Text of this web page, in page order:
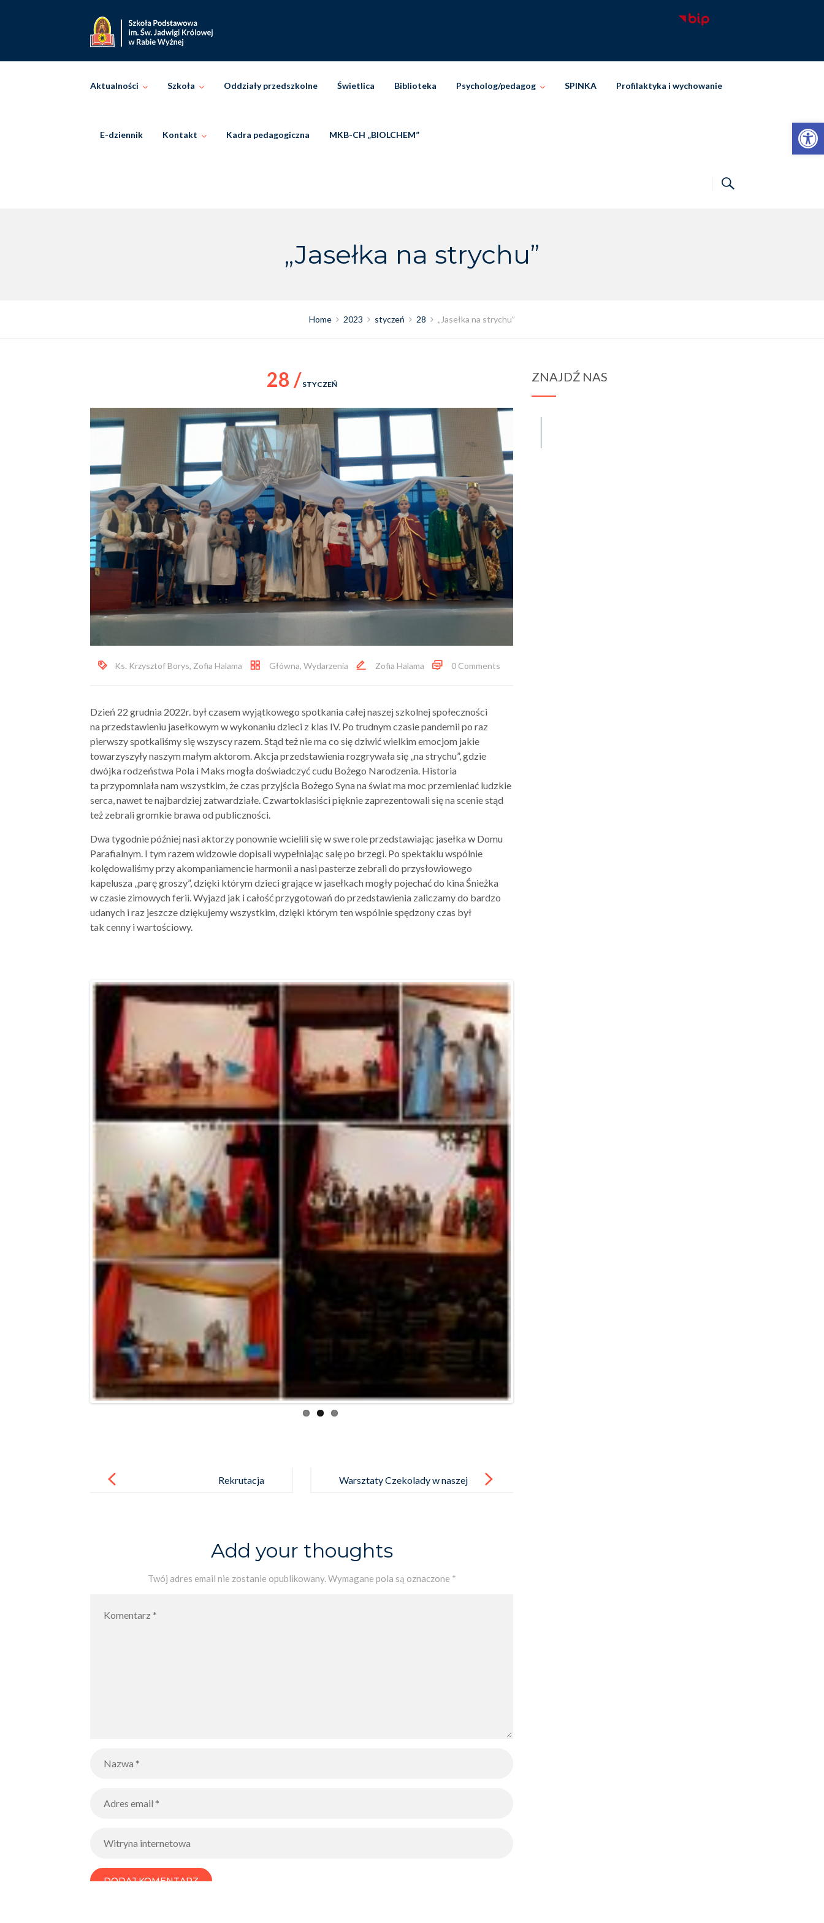
Otwórz pasek narzędzi
Aktualności Szkoła Oddziały przedszkolne Świetlica Biblioteka Psycholog/pedagog SPINKA Profilaktyka i wychowanie
E-dziennik Kontakt Kadra pedagogiczna MKB-CH „BIOLCHEM”
„Jasełka na strychu”
Home 2023 styczeń 28 „Jasełka na strychu”
28 / STYCZEŃ
Ks. Krzysztof Borys, Zofia Halama Główna, Wydarzenia Zofia Halama 0 Comments
Dzień 22 grudnia 2022r. był czasem wyjątkowego spotkania całej naszej szkolnej społeczności
na przedstawieniu jasełkowym w wykonaniu dzieci z klas IV. Po trudnym czasie pandemii po raz
pierwszy spotkaliśmy się wszyscy razem. Stąd też nie ma co się dziwić wielkim emocjom jakie
towarzyszyły naszym małym aktorom. Akcja przedstawienia rozgrywała się „na strychu”, gdzie
dwójka rodzeństwa Pola i Maks mogła doświadczyć cudu Bożego Narodzenia. Historia
ta przypomniała nam wszystkim, że czas przyjścia Bożego Syna na świat ma moc przemieniać ludzkie
serca, nawet te najbardziej zatwardziałe. Czwartoklasiści pięknie zaprezentowali się na scenie stąd
też zebrali gromkie brawa od publiczności.
Dwa tygodnie później nasi aktorzy ponownie wcielili się w swe role przedstawiając jasełka w Domu
Parafialnym. I tym razem widzowie dopisali wypełniając salę po brzegi. Po spektaklu wspólnie
kolędowaliśmy przy akompaniamencie harmonii a nasi pasterze zebrali do przysłowiowego
kapelusza „parę groszy”, dzięki którym dzieci grające w jasełkach mogły pojechać do kina Śnieżka
w czasie zimowych ferii. Wyjazd jak i całość przygotowań do przedstawienia zaliczamy do bardzo
udanych i raz jeszcze dziękujemy wszystkim, dzięki którym ten wspólnie spędzony czas był
tak cenny i wartościowy.
navigation
Rekrutacja
Warsztaty Czekolady w naszej
Add your thoughts
Twój adres email nie zostanie opublikowany. Wymagane pola są oznaczone *
ZNAJDŹ NAS